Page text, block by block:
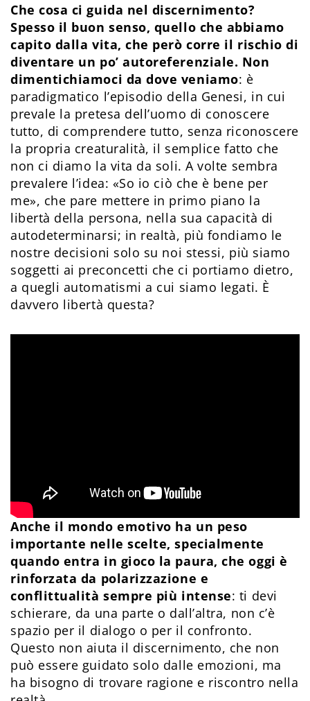
Che cosa ci guida nel discernimento?
Spesso il buon senso, quello che abbiamo
capito dalla vita, che però corre il rischio di
diventare un po’ autoreferenziale. Non
dimentichiamoci da dove veniamo: è
paradigmatico l’episodio della Genesi, in cui
prevale la pretesa dell’uomo di conoscere
tutto, di comprendere tutto, senza riconoscere
la propria creaturalità, il semplice fatto che
non ci diamo la vita da soli. A volte sembra
prevalere l’idea: «So io ciò che è bene per
me», che pare mettere in primo piano la
libertà della persona, nella sua capacità di
autodeterminarsi; in realtà, più fondiamo le
nostre decisioni solo su noi stessi, più siamo
soggetti ai preconcetti che ci portiamo dietro,
a quegli automatismi a cui siamo legati. È
davvero libertà questa?
Anche il mondo emotivo ha un peso
importante nelle scelte, specialmente
quando entra in gioco la paura, che oggi è
rinforzata da polarizzazione e
conflittualità sempre più intense: ti devi
schierare, da una parte o dall’altra, non c’è
spazio per il dialogo o per il confronto.
Questo non aiuta il discernimento, che non
può essere guidato solo dalle emozioni, ma
ha bisogno di trovare ragione e riscontro nella